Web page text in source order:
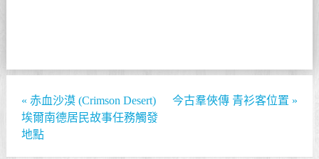
« 赤血沙漠 (Crimson Desert)
埃爾南德居民故事任務觸發
地點
今古羣俠傳 青衫客位置 »